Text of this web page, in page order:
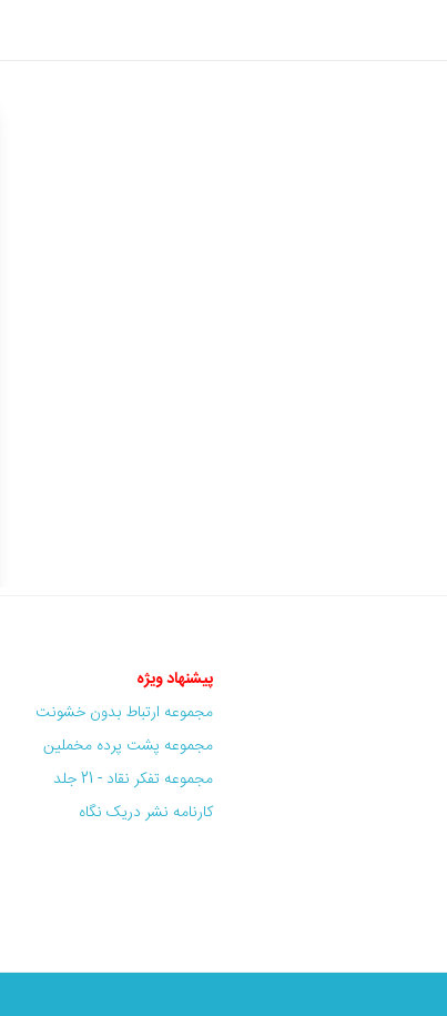
پیشنهاد ویژه
مجموعه ارتباط بدون خشونت
مجموعه پشت پرده مخملین
مجموعه تفکر نقاد - 21 جلد
کارنامه نشر دریک نگاه